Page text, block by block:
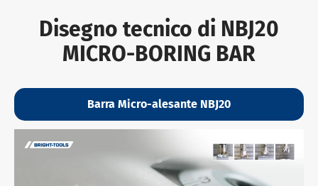
Disegno tecnico di NBJ20
MICRO-BORING BAR
Barra Micro-alesante NBJ20